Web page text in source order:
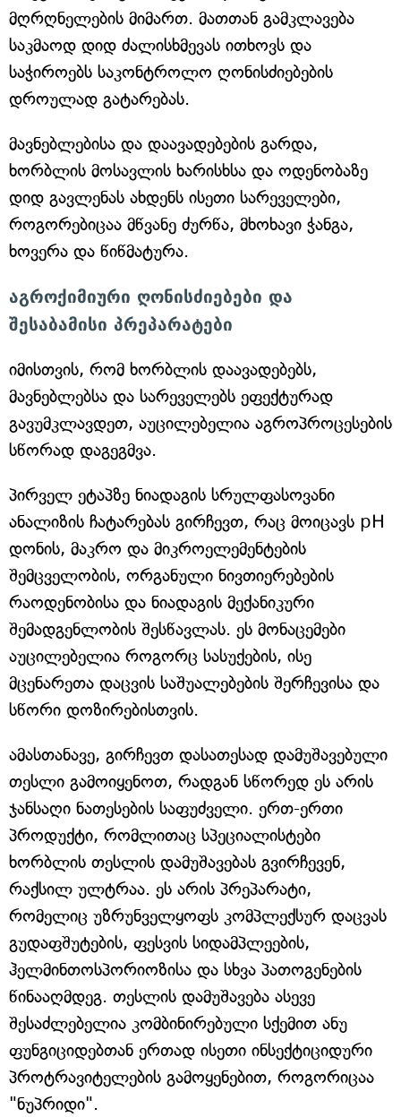
მღრღნელების მიმართ. მათთან გამკლავება
საკმაოდ დიდ ძალისხმევას ითხოვს და
საჭიროებს საკონტროლო ღონისძიებების
დროულად გატარებას.
მავნებლებისა და დაავადებების გარდა,
ხორბლის მოსავლის ხარისხსა და ოდენობაზე
დიდ გავლენას ახდენს ისეთი სარეველები,
როგორებიცაა მწვანე ძურწა, მხოხავი ჭანგა,
ხოვერა და წიწმატურა.
აგროქიმიური ღონისძიებები და
შესაბამისი პრეპარატები
იმისთვის, რომ ხორბლის დაავადებებს,
მავნებლებსა და სარეველებს ეფექტურად
გავუმკლავდეთ, აუცილებელია აგროპროცესების
სწორად დაგეგმვა.
პირველ ეტაპზე ნიადაგის სრულფასოვანი
ანალიზის ჩატარებას გირჩევთ, რაც მოიცავს pH
დონის, მაკრო და მიკროელემენტების
შემცველობის, ორგანული ნივთიერებების
რაოდენობისა და ნიადაგის მექანიკური
შემადგენლობის შესწავლას. ეს მონაცემები
აუცილებელია როგორც სასუქების, ისე
მცენარეთა დაცვის საშუალებების შერჩევისა და
სწორი დოზირებისთვის.
ამასთანავე, გირჩევთ დასათესად დამუშავებული
თესლი გამოიყენოთ, რადგან სწორედ ეს არის
ჯანსაღი ნათესების საფუძველი. ერთ-ერთი
პროდუქტი, რომლითაც სპეციალისტები
ხორბლის თესლის დამუშავებას გვირჩევენ,
რაქსილ ულტრაა. ეს არის პრეპარატი,
რომელიც უზრუნველყოფს კომპლექსურ დაცვას
გუდაფშუტების, ფესვის სიდამპლეების,
ჰელმინთოსპორიოზისა და სხვა პათოგენების
წინააღმდეგ. თესლის დამუშავება ასევე
შესაძლებელია კომბინირებული სქემით ანუ
ფუნგიციდებთან ერთად ისეთი ინსექტიციდური
პროტრავიტელების გამოყენებით, როგორიცაა
"ნუპრიდი".